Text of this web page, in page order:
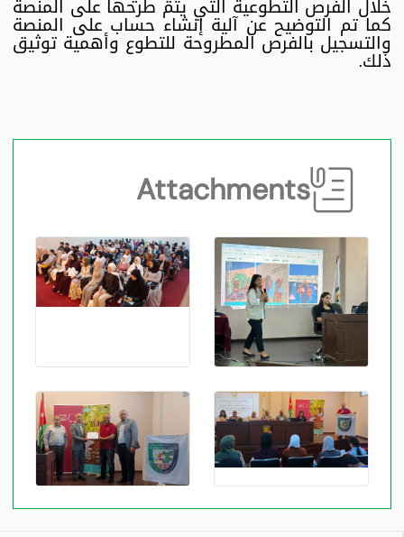
خلال الفرص التطوعية التي يتم طرحها على المنصة
كما تم التوضيح عن آلية إنشاء حساب على المنصة
والتسجيل بالفرص المطروحة للتطوع وأهمية توثيق
ذلك.
Attachments